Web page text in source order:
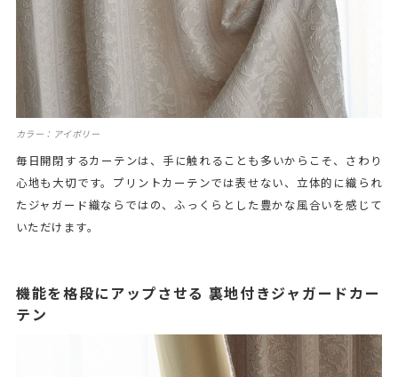
カラー：アイボリー
毎日開閉するカーテンは、手に触れることも多いからこそ、さわり
心地も大切です。プリントカーテンでは表せない、立体的に織られ
たジャガード織ならではの、ふっくらとした豊かな風合いを感じて
いただけます。
機能を格段にアップさせる 裏地付きジャガードカー
テン